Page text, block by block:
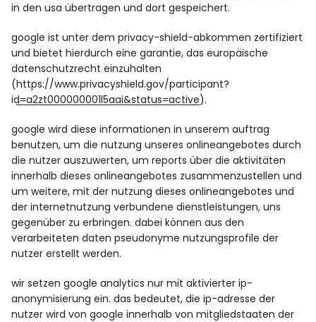
in den usa übertragen und dort gespeichert.
google ist unter dem privacy-shield-abkommen zertifiziert
und bietet hierdurch eine garantie, das europäische
datenschutzrecht einzuhalten
(https://www.privacyshield.gov/participant?
id=a2zt000000001l5aai&status=active).
google wird diese informationen in unserem auftrag
benutzen, um die nutzung unseres onlineangebotes durch
die nutzer auszuwerten, um reports über die aktivitäten
innerhalb dieses onlineangebotes zusammenzustellen und
um weitere, mit der nutzung dieses onlineangebotes und
der internetnutzung verbundene dienstleistungen, uns
gegenüber zu erbringen. dabei können aus den
verarbeiteten daten pseudonyme nutzungsprofile der
nutzer erstellt werden.
wir setzen google analytics nur mit aktivierter ip-
anonymisierung ein. das bedeutet, die ip-adresse der
nutzer wird von google innerhalb von mitgliedstaaten der